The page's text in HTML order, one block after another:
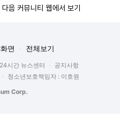
음 커뮤니티 웹에서 보기
면 전체보기
24시간 뉴스센터
공지사항
청소년보호책임자 : 이호원
Corp.